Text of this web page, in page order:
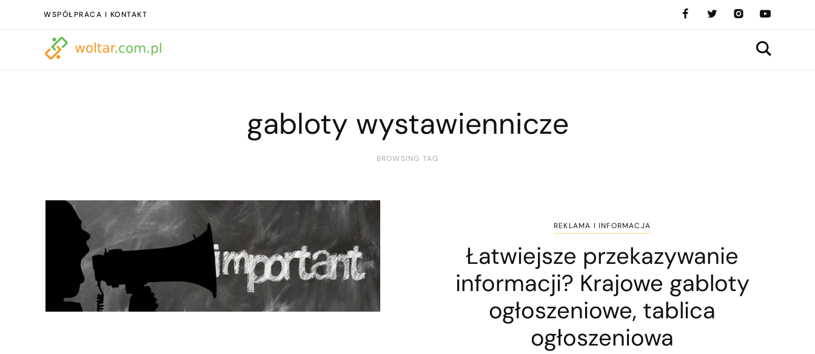
WSPÓŁPRACA I KONTAKT
gabloty wystawiennicze
BROWSING TAG
REKLAMA I INFORMACJA
Łatwiejsze przekazywanie
informacji? Krajowe gabloty
ogłoszeniowe, tablica
ogłoszeniowa